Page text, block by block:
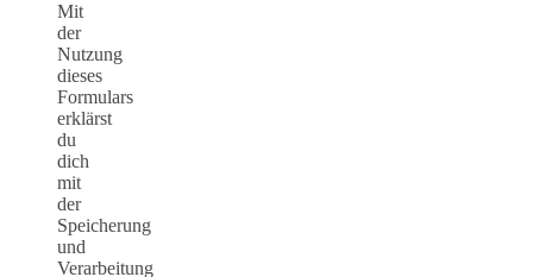
Mit
der
Nutzung
dieses
Formulars
erklärst
du
dich
mit
der
Speicherung
und
Verarbeitung